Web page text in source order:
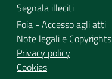
Segnala illeciti
Foia - Accesso agli atti
Note legalie Copyrights
Privacy policy
Cookies